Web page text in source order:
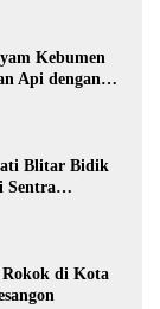
Kebumen
Api dengan
Blitar Bidik
Sentra
di Kota